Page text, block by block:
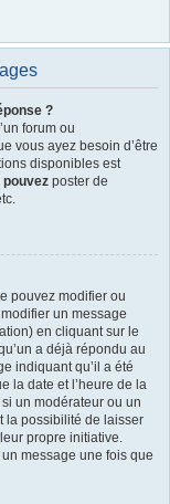
?
forum ou
vous ayez besoin d’être
disponibles est
pouvez poster de
pouvez modifier ou
un message
en cliquant sur le
a déjà répondu au
indiquant qu’il a été
la date et l’heure de la
un modérateur ou un
la possibilité de laisser
propre initiative.
message une fois que